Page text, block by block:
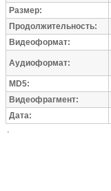
Размер:
Продолжительность:
Видеоформат:
Аудиоформат:
MD5:
Видеофрагмент:
Дата: